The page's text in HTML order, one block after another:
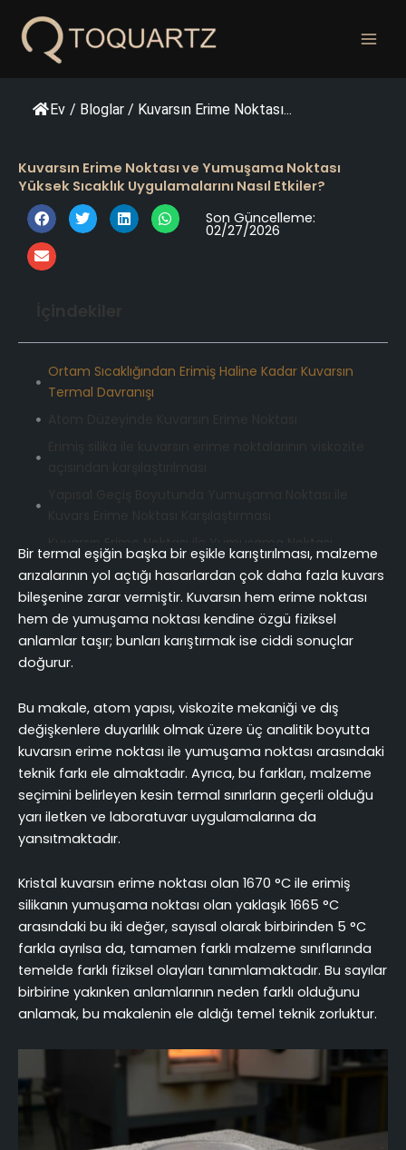
geç
Ev / Bloglar / Kuvarsın Erime Noktası...
Kuvarsın Erime Noktası ve Yumuşama Noktası
Yüksek Sıcaklık Uygulamalarını Nasıl Etkiler?
Son Güncelleme:
02/27/2026
Ortam Sıcaklığından Erimiş Haline Kadar Kuvarsın
Termal Davranışı
Arasındaki Saflık ve Basınç Kaymaları
Yarıiletken Üretiminde Kuvars Pota'ların Termal
Performansı
Laboratuvar cam malzemelerinde bir güvenlik sınırı
olarak kuvarsın erime noktası
Aralıkları
Sonuç
Bir termal eşiğin başka bir eşikle karıştırılması, malzeme
arızalarının yol açtığı hasarlardan çok daha fazla kuvars
bileşenine zarar vermiştir. Kuvarsın hem erime noktası
hem de yumuşama noktası kendine özgü fiziksel
anlamlar taşır; bunları karıştırmak ise ciddi sonuçlar
doğurur.
Bu makale, atom yapısı, viskozite mekaniği ve dış
değişkenlere duyarlılık olmak üzere üç analitik boyutta
kuvarsın erime noktası ile yumuşama noktası arasındaki
teknik farkı ele almaktadır. Ayrıca, bu farkları, malzeme
seçimini belirleyen kesin termal sınırların geçerli olduğu
yarı iletken ve laboratuvar uygulamalarına da
yansıtmaktadır.
Kristal kuvarsın erime noktası olan 1670 °C ile erimiş
silikanın yumuşama noktası olan yaklaşık 1665 °C
arasındaki bu iki değer, sayısal olarak birbirinden 5 °C
farkla ayrılsa da, tamamen farklı malzeme sınıflarında
temelde farklı fiziksel olayları tanımlamaktadır. Bu sayılar
birbirine yakınken anlamlarının neden farklı olduğunu
anlamak, bu makalenin ele aldığı temel teknik zorluktur.